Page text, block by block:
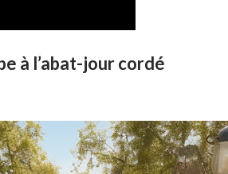
à l’abat-jour cordé